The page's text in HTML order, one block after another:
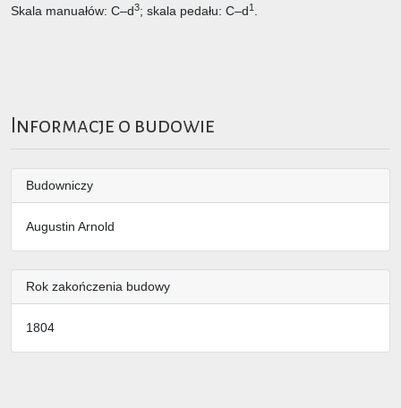
Skala manuałów: C–d3; skala pedału: C–d1
Informacje o budowie
Budowniczy
Augustin Arnold
Rok zakończenia budowy
1804